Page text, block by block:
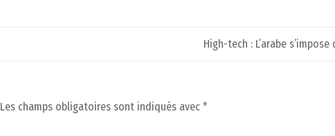
High-tech : L’arabe s’impose
Les champs obligatoires sont indiqués avec *